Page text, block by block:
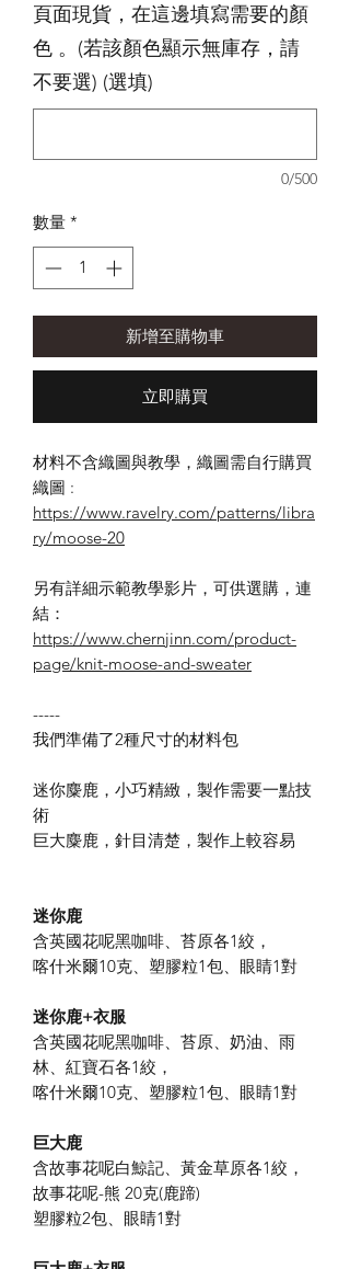
頁面現貨，在這邊填寫需要的顏
色 。(若該顏色顯示無庫存，請
不要選) (選填)
0/500
數量 *
新增至購物車
立即購買
材料不含織圖與教學，織圖需自行購買
織圖 :
https://www.ravelry.com/patterns/libra
ry/moose-20
另有詳細示範教學影片，可供選購，連
結：
https://www.chernjinn.com/product-
page/knit-moose-and-sweater
-----
我們準備了2種尺寸的材料包
迷你麋鹿，小巧精緻，製作需要一點技
術
巨大麋鹿，針目清楚，製作上較容易
迷你鹿
含英國花呢黑咖啡、苔原各1絞，
喀什米爾10克、塑膠粒1包、眼睛1對
迷你鹿+衣服
含英國花呢黑咖啡、苔原、奶油、雨
林、紅寶石各1絞，
喀什米爾10克、塑膠粒1包、眼睛1對
巨大鹿
含故事花呢白鯨記、黃金草原各1絞，
故事花呢-熊 20克(鹿蹄)
塑膠粒2包、眼睛1對